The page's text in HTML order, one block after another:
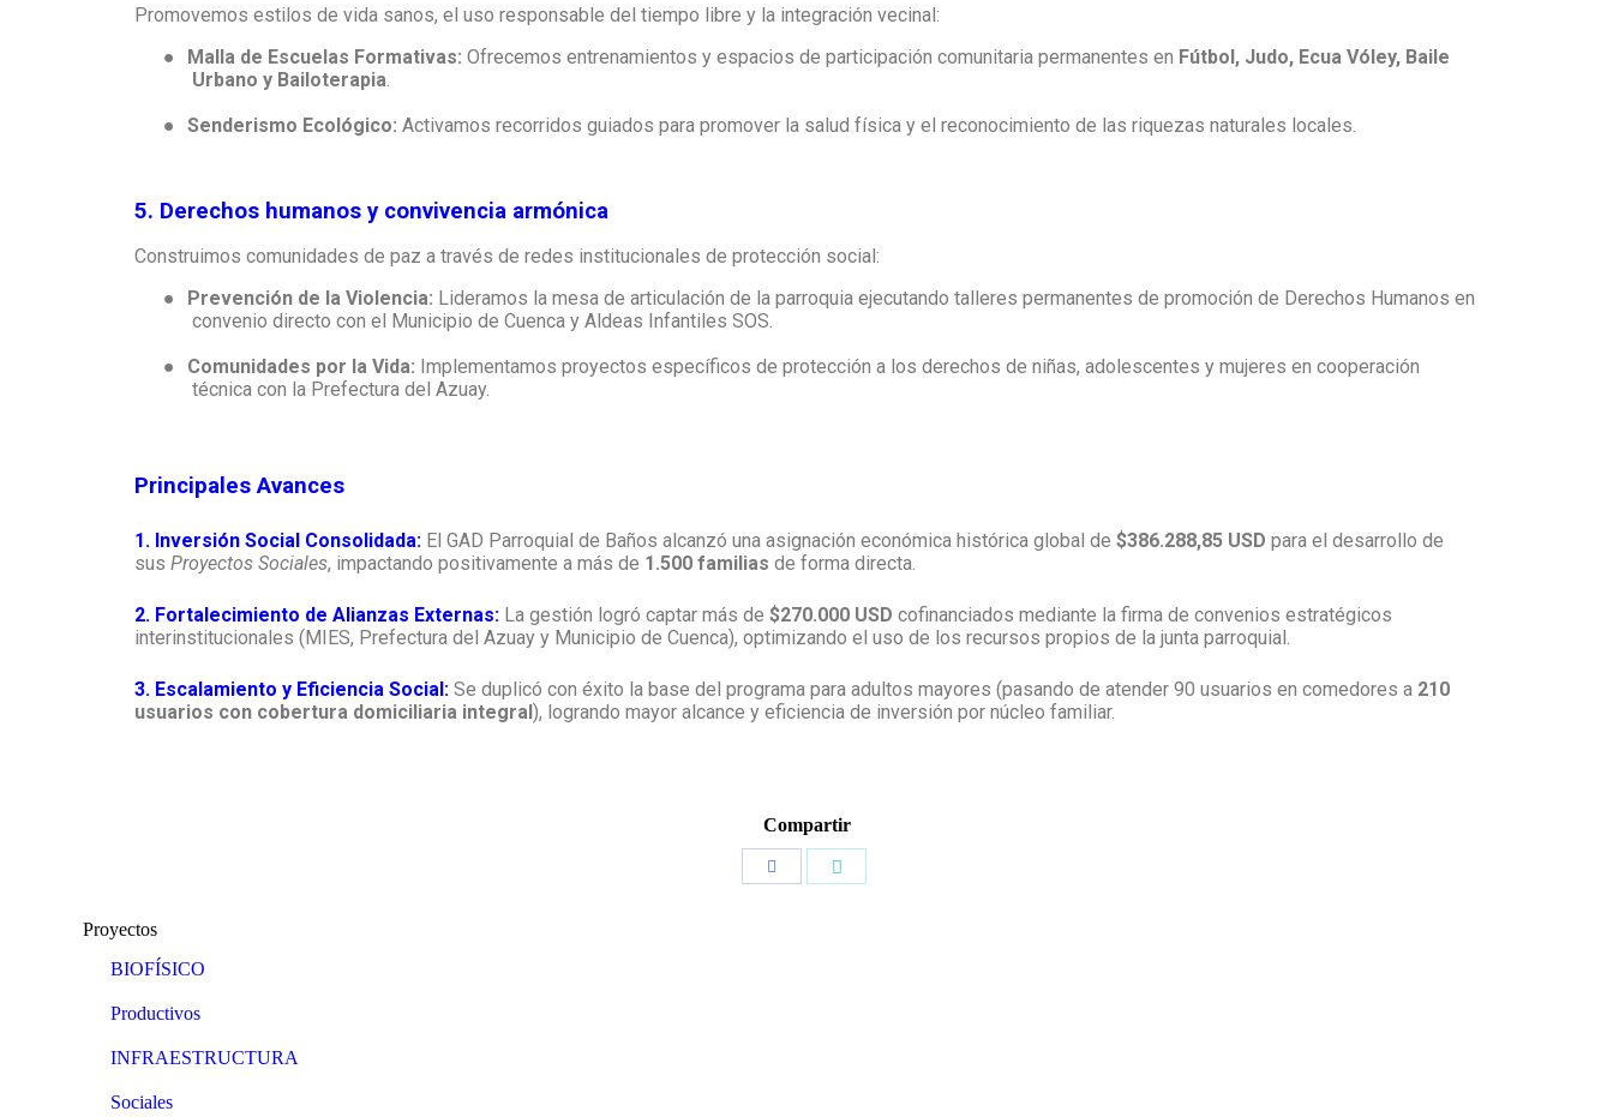
Promovemos estilos de vida sanos, el uso responsable del tiempo libre y la integración vecinal:
●
Malla de Escuelas Formativas: Ofrecemos entrenamientos y espacios de participación comunitaria permanentes en Fútbol, Judo, Ecua Vóley, Baile
Urbano y Bailoterapia
●
Senderismo Ecológico: Activamos recorridos guiados para promover la salud física y el reconocimiento de las riquezas naturales locales.
5. Derechos humanos y convivencia armónica
Construimos comunidades de paz a través de redes institucionales de protección social:
●
Prevención de la Violencia: Lideramos la mesa de articulación de la parroquia ejecutando talleres permanentes de promoción de Derechos Humanos en
convenio directo con el Municipio de Cuenca y Aldeas Infantiles SOS.
●
Comunidades por la Vida: Implementamos proyectos específicos de protección a los derechos de niñas, adolescentes y mujeres en cooperación
técnica con la Prefectura del Azuay.
Principales Avances
1. Inversión Social Consolidada: El GAD Parroquial de Baños alcanzó una asignación económica histórica global de $386.288,85 USD para el desarrollo de
sus Proyectos Sociales, impactando positivamente a más de 1.500 familias de forma directa.
2. Fortalecimiento de Alianzas Externas: La gestión logró captar más de $270.000 USD cofinanciados mediante la firma de convenios estratégicos
interinstitucionales (MIES, Prefectura del Azuay y Municipio de Cuenca), optimizando el uso de los recursos propios de la junta parroquial.
3. Escalamiento y Eficiencia Social: Se duplicó con éxito la base del programa para adultos mayores (pasando de atender 90 usuarios en comedores a 210
usuarios con cobertura domiciliaria integral), logrando mayor alcance y eficiencia de inversión por núcleo familiar.
Compartir
Proyectos
BIOFÍSICO
Productivos
INFRAESTRUCTURA
Sociales